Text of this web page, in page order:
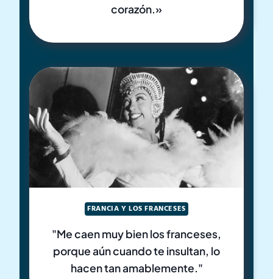
corazón.»
FRANCIA Y LOS FRANCESES
"Me caen muy bien los franceses,
porque aún cuando te insultan, lo
hacen tan amablemente."